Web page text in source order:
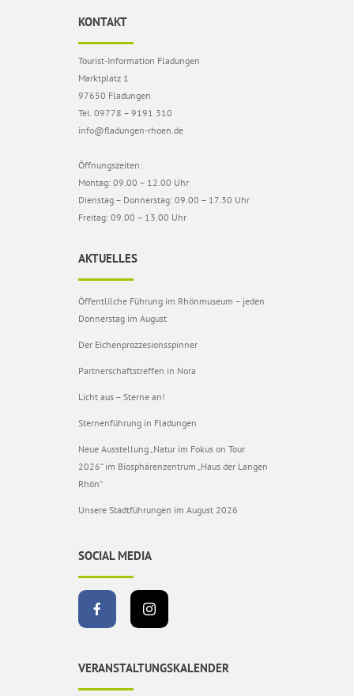
KONTAKT
Tourist-Information Fladungen
Marktplatz 1
97650 Fladungen
Tel. 09778 – 9191 310
info@fladungen-rhoen.de
Öffnungszeiten:
Montag: 09.00 – 12.00 Uhr
Dienstag – Donnerstag: 09.00 – 17.30 Uhr
Freitag: 09.00 – 13.00 Uhr
AKTUELLES
Öffentlilche Führung im Rhönmuseum – jeden
Donnerstag im August
Der Eichenprozzesionsspinner
Partnerschaftstreffen in Nora
Licht aus – Sterne an!
Sternenführung in Fladungen
Neue Ausstellung „Natur im Fokus on Tour
2026“ im Biosphärenzentrum „Haus der Langen
Rhön“
Unsere Stadtführungen im August 2026
SOCIAL MEDIA
VERANSTALTUNGSKALENDER